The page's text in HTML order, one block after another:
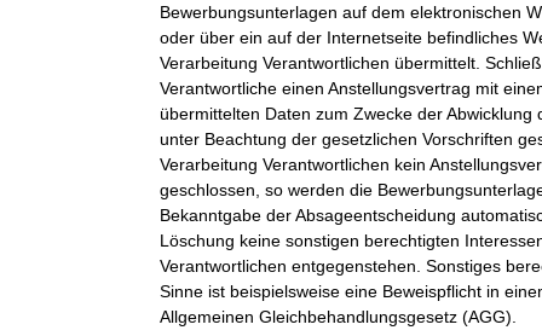
Bewerbungsunterlagen auf dem elektronischen
oder über ein auf der Internetseite befindliches
Verarbeitung Verantwortlichen übermittelt.
Verantwortliche einen Anstellungsvertrag mit
übermittelten Daten zum Zwecke der Abwicklung
unter Beachtung der gesetzlichen Vorschriften
Verarbeitung Verantwortlichen kein
geschlossen, so werden die
Bekanntgabe der Absageentscheidung
Löschung keine sonstigen berechtigten
Verantwortlichen entgegenstehen. Sonstiges
Sinne ist beispielsweise eine Beweispflicht in
Allgemeinen Gleichbehandlungsgesetz (AGG).